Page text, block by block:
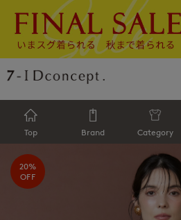
Top Brand Category
20%
OFF